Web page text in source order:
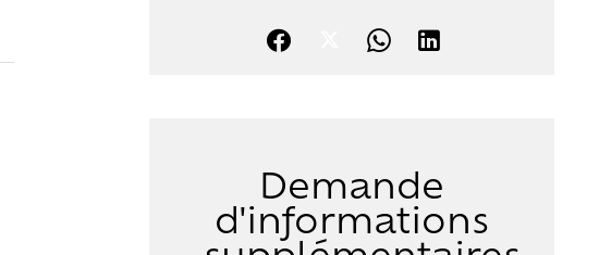
Demande
d'informations